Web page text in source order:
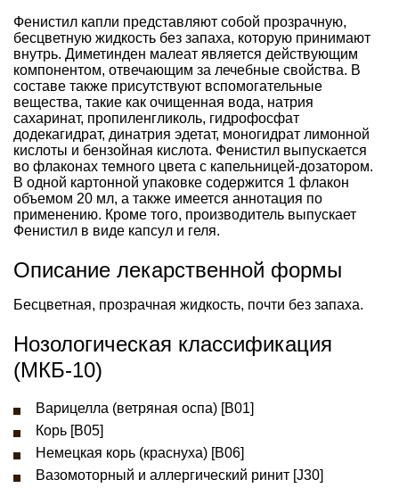
Фенистил капли представляют собой прозрачную,
бесцветную жидкость без запаха, которую принимают
внутрь. Диметинден малеат является действующим
компонентом, отвечающим за лечебные свойства. В
составе также присутствуют вспомогательные
вещества, такие как очищенная вода, натрия
сахаринат, пропиленгликоль, гидрофосфат
додекагидрат, динатрия эдетат, моногидрат лимонной
кислоты и бензойная кислота. Фенистил выпускается
во флаконах темного цвета с капельницей-дозатором.
В одной картонной упаковке содержится 1 флакон
объемом 20 мл, а также имеется аннотация по
применению. Кроме того, производитель выпускает
Фенистил в виде капсул и геля.
Описание лекарственной формы
Бесцветная, прозрачная жидкость, почти без запаха.
Нозологическая классификация
(МКБ-10)
Варицелла (ветряная оспа) [B01]
Корь [B05]
Немецкая корь (краснуха) [B06]
Вазомоторный и аллергический ринит [J30]